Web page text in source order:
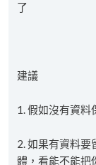
了
建議
1. 假如沒有資料
2. 如果有資料要
體，看能不能把